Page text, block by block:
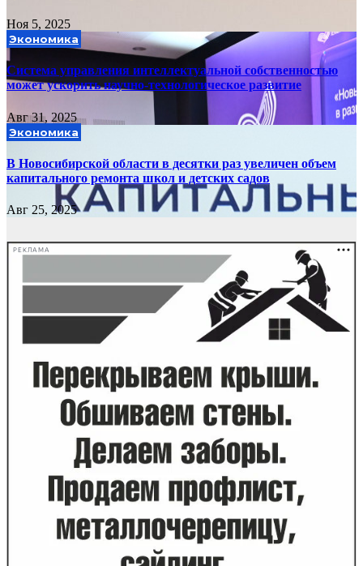
Ноя 5, 2025
Экономика
Система управления интеллектуальной собственностью
может ускорить научно-технологическое развитие
Авг 31, 2025
Экономика
В Новосибирской области в десятки раз увеличен объем
капитального ремонта школ и детских садов
Авг 25, 2025
РЕКЛАМА